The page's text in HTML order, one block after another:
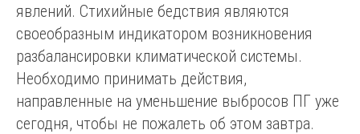
явлений. Стихийные бедствия являются
своеобразным индикатором возникновения
разбалансировки климатической системы.
Необходимо принимать действия,
направленные на уменьшение выбросов ПГ уже
сегодня, чтобы не пожалеть об этом завтра.